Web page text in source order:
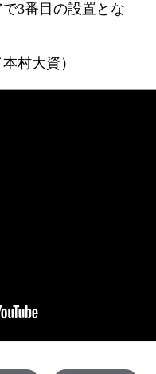
3番目の設置とな
村大資）